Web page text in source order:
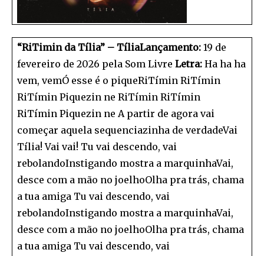
“RiTimin da Tília” – TíliaLançamento: 19 de
fevereiro de 2026 pela Som Livre Letra: Ha ha ha
vem, vemÓ esse é o piqueRiTímin RiTímin
RiTímin Piquezin ne RiTímin RiTímin
RiTímin Piquezin ne A partir de agora vai
começar aquela sequenciazinha de verdadeVai
Tília! Vai vai! Tu vai descendo, vai
rebolandoInstigando mostra a marquinhaVai,
desce com a mão no joelhoOlha pra trás, chama
a tua amiga Tu vai descendo, vai
rebolandoInstigando mostra a marquinhaVai,
desce com a mão no joelhoOlha pra trás, chama
a tua amiga Tu vai descendo, vai